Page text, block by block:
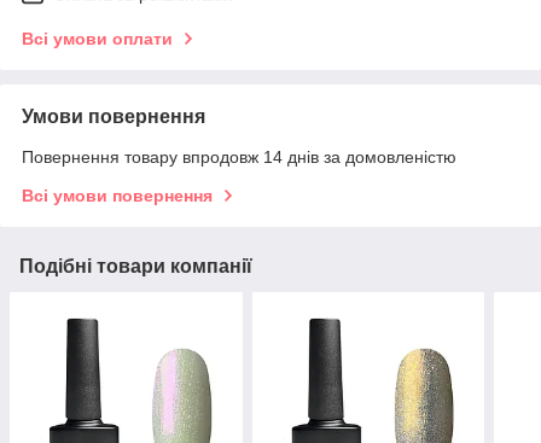
Всі умови оплати
Умови повернення
Повернення товару впродовж 14 днів за домовленістю
Всі умови повернення
Подібні товари компанії